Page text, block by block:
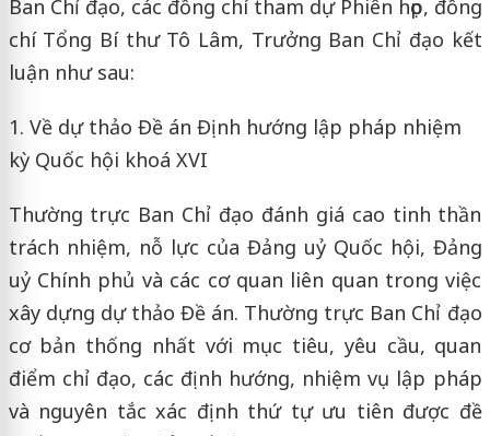
Ban Chỉ đạo, các đồng chí tham dự Phiên họp, đồng
chí Tổng Bí thư Tô Lâm, Trưởng Ban Chỉ đạo kết
luận như sau:
1. Về dự thảo Đề án Định hướng lập pháp nhiệm
kỳ Quốc hội khoá XVI
Thường trực Ban Chỉ đạo đánh giá cao tinh thần
trách nhiệm, nỗ lực của Đảng uỷ Quốc hội, Đảng
uỷ Chính phủ và các cơ quan liên quan trong việc
xây dựng dự thảo Đề án. Thường trực Ban Chỉ đạo
cơ bản thống nhất với mục tiêu, yêu cầu, quan
điểm chỉ đạo, các định hướng, nhiệm vụ lập pháp
và nguyên tắc xác định thứ tự ưu tiên được đề